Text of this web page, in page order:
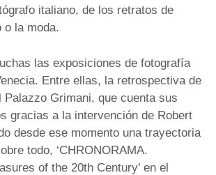
italiano, de los retratos de
o la moda.
las exposiciones de fotografía
Entre ellas, la retrospectiva de
Palazzo Grimani, que cuenta sus
gracias a la intervención de Robert
desde ese momento una trayectoria
todo, ‘CHRONORAMA.
of the 20th Century’ en el